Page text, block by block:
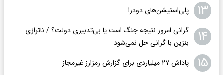
۱۳ پلی‌استیشن‌های دودزا
۱۴
گرانی امروز نتیجه جنگ است یا بی‌تدبیری دولت؟ / ناترازی
بنزین با گرانی حل نمی‌شود
۱۵ پاداش ۲۷ میلیاردی برای گزارش رمزارز غیرمجاز